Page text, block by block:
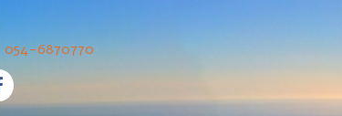
054-6870770